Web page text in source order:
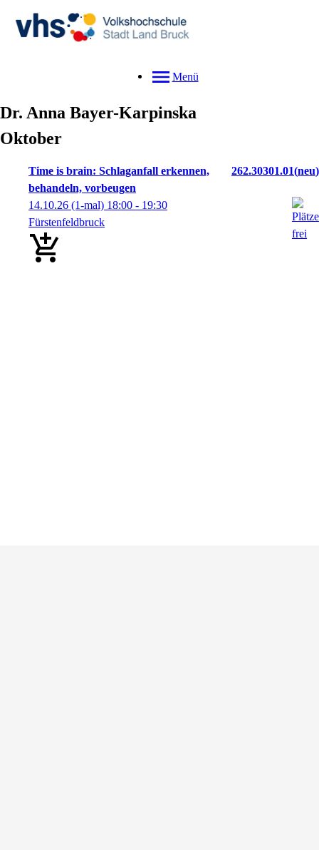
Menü
Dr. Anna Bayer-Karpinska
Oktober
Time is brain: Schlaganfall erkennen,
behandeln, vorbeugen
262.30301.01 neu
14.10.26 (1-mal) 18:00 - 19:30
Fürstenfeldbruck